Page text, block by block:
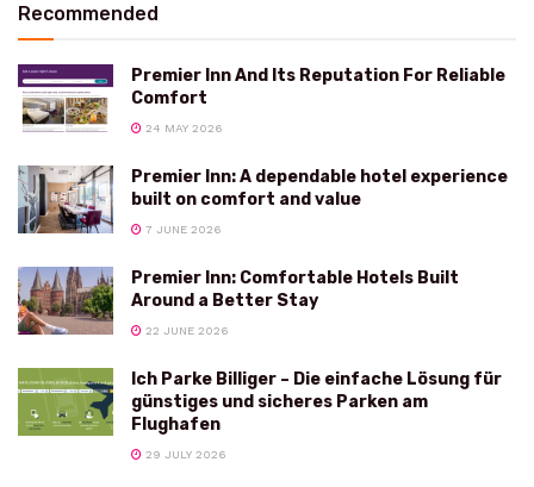
Recommended
Premier Inn And Its Reputation For Reliable
Comfort
24 MAY 2026
Premier Inn: A dependable hotel experience
built on comfort and value
7 JUNE 2026
Premier Inn: Comfortable Hotels Built
Around a Better Stay
22 JUNE 2026
Ich Parke Billiger – Die einfache Lösung für
günstiges und sicheres Parken am
Flughafen
29 JULY 2026